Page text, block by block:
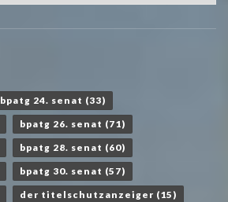
bpatg 24. senat (33)
bpatg 26. senat (71)
bpatg 28. senat (60)
bpatg 30. senat (57)
der titelschutzanzeiger (15)